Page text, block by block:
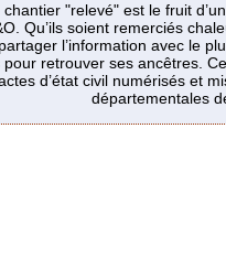
chantier "relevé" est le fruit
Qu’ils soient remerciés
l’information avec le
pour retrouver ses ancêtres.
d’état civil numérisés et
départementales